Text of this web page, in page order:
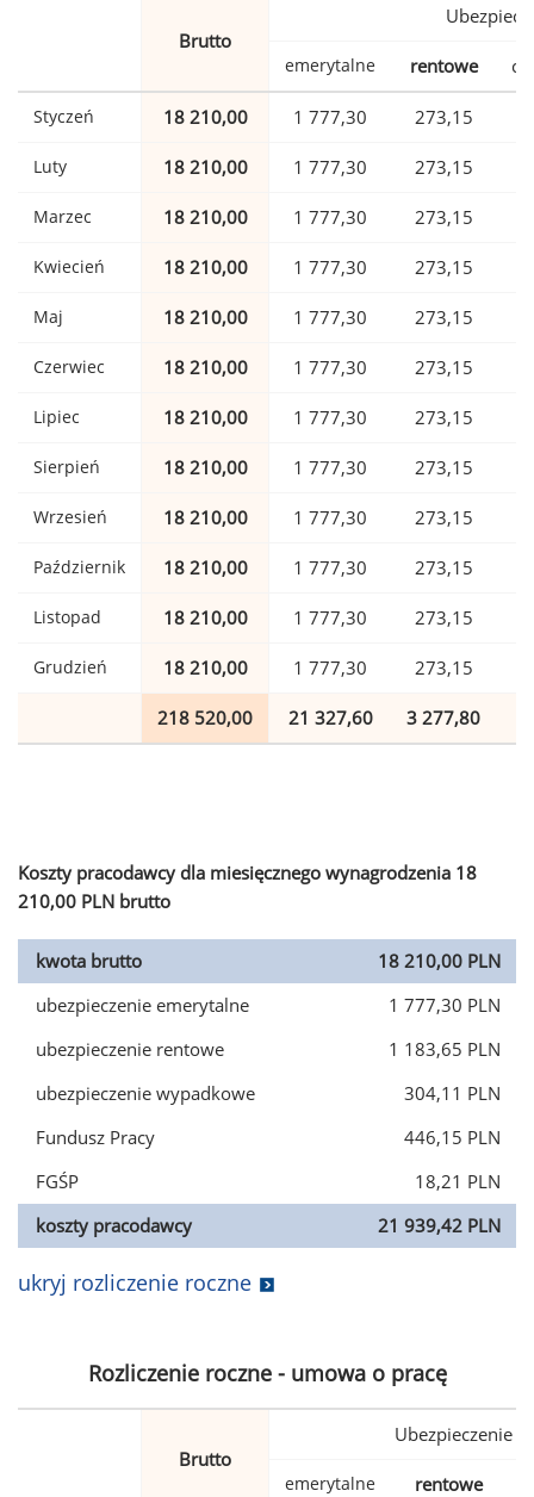
Brutto
emerytalne rentowe
Styczeń 18 210,00 1 777,30 273,15
Luty 18 210,00 1 777,30 273,15
Marzec 18 210,00 1 777,30 273,15
Kwiecień 18 210,00 1 777,30 273,15
Maj 18 210,00 1 777,30 273,15
Czerwiec 18 210,00 1 777,30 273,15
Lipiec 18 210,00 1 777,30 273,15
Sierpień 18 210,00 1 777,30 273,15
Wrzesień 18 210,00 1 777,30 273,15
Październik 18 210,00 1 777,30 273,15
Listopad 18 210,00 1 777,30 273,15
Grudzień 18 210,00 1 777,30 273,15
218 520,00 21 327,60 3 277,80
Koszty pracodawcy dla miesięcznego wynagrodzenia 18
210,00 PLN brutto
kwota brutto
18 210,00 PLN
ubezpieczenie emerytalne
1 777,30 PLN
ubezpieczenie rentowe
1 183,65 PLN
ubezpieczenie wypadkowe
304,11 PLN
Fundusz Pracy
446,15 PLN
FGŚP
18,21 PLN
koszty pracodawcy
21 939,42 PLN
ukryj rozliczenie roczne
Rozliczenie roczne - umowa o pracę
Brutto
Ubezpieczenie
emerytalne rentowe